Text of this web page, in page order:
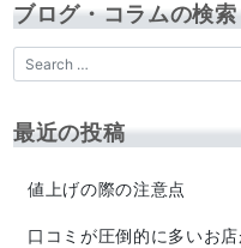
ブログ・コラムの検索
最近の投稿
値上げの際の注意点
口コミが圧倒的に多いお